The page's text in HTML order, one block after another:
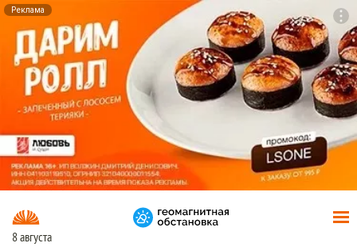
Реклама
8 августа